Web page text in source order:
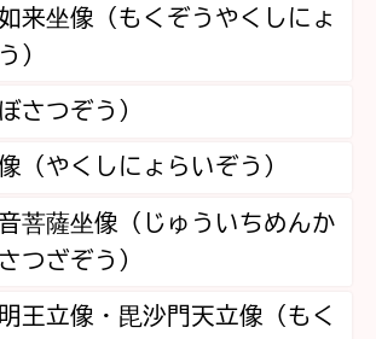
来坐像（もくぞうやくしにょ
）
さつぞう）
（やくしにょらいぞう）
菩薩坐像（じゅういちめんか
つざぞう）
王立像・毘沙門天立像（もく